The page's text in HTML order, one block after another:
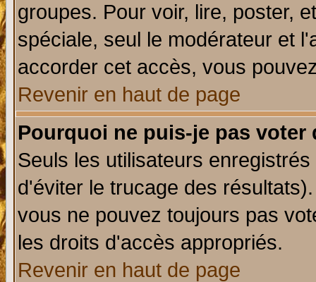
groupes. Pour voir, lire, poster,
spéciale, seul le modérateur et
accorder cet accès, vous
Revenir en haut de page
Pourquoi ne puis-je pas voter
Seuls les utilisateurs
d'éviter le trucage des
vous ne pouvez toujours pas
les droits d'accès appropriés.
Revenir en haut de page